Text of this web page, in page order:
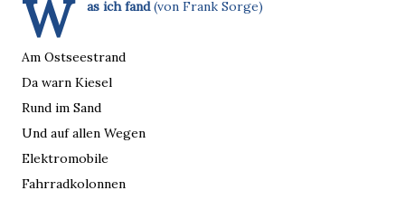
W as ich fand(von Frank Sorge)
Am Ostseestrand
Da warn Kiesel
Rund im Sand
Und auf allen Wegen
Elektromobile
Fahrradkolonnen